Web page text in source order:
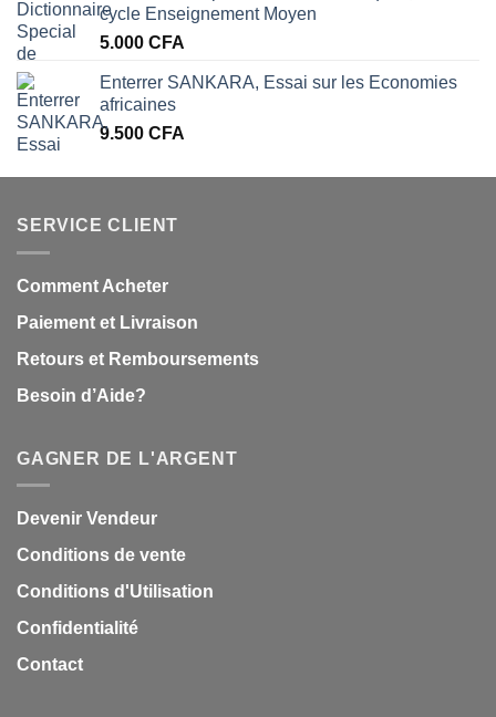
cycle Enseignement Moyen
5.000 CFA
Enterrer SANKARA, Essai sur les Economies
africaines
9.500 CFA
SERVICE CLIENT
Comment Acheter
Paiement et Livraison
Retours et Remboursements
Besoin d’Aide?
GAGNER DE L'ARGENT
Devenir Vendeur
Conditions de vente
Conditions d'Utilisation
Confidentialité
Contact